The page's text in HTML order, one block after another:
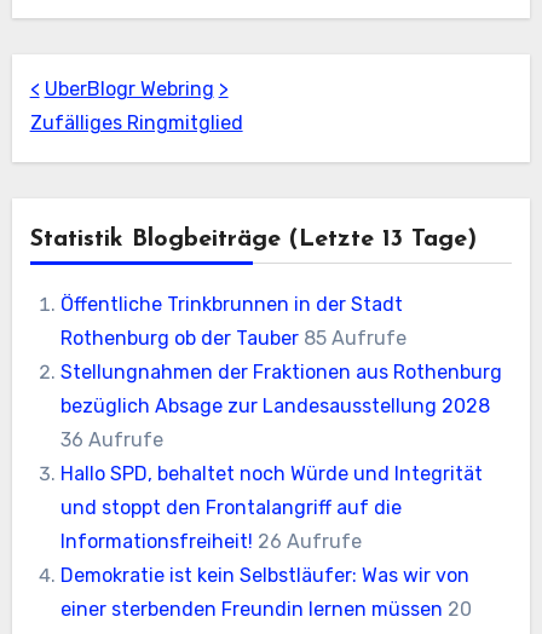
< UberBlogr Webring >
Zufälliges Ringmitglied
Statistik Blogbeiträge (letzte 13 Tage)
Öffentliche Trinkbrunnen in der Stadt
Rothenburg ob der Tauber 85 Aufrufe
Stellungnahmen der Fraktionen aus Rothenburg
bezüglich Absage zur Landesausstellung 2028
36 Aufrufe
Hallo SPD, behaltet noch Würde und Integrität
und stoppt den Frontalangriff auf die
Informationsfreiheit! 26 Aufrufe
Demokratie ist kein Selbstläufer: Was wir von
einer sterbenden Freundin lernen müssen 20